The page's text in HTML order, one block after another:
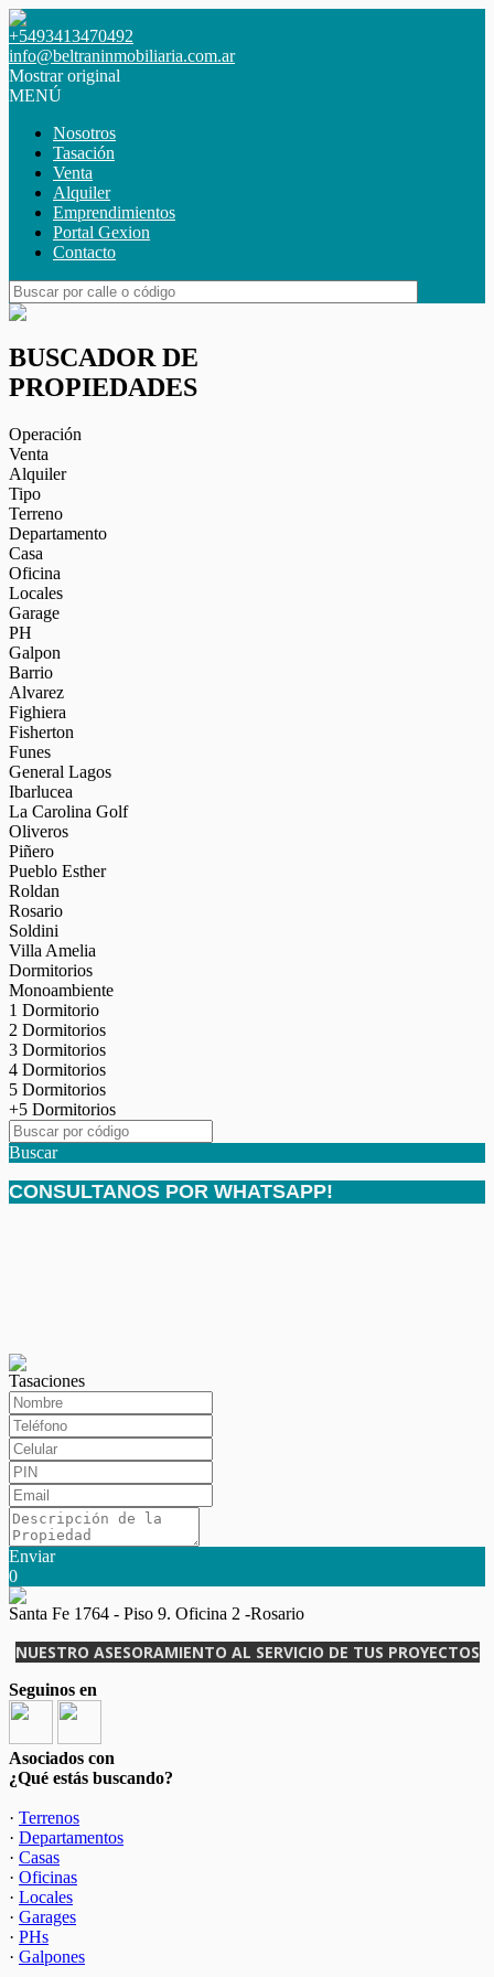
+5493413470492
info@beltraninmobiliaria.com.ar
Mostrar original
MENÚ
Nosotros
Tasación
Venta
Alquiler
Emprendimientos
Portal Gexion
Contacto
BUSCADOR DE
PROPIEDADES
Operación
Venta
Alquiler
Tipo
Terreno
Departamento
Casa
Oficina
Locales
Garage
PH
Galpon
Barrio
Alvarez
Fighiera
Fisherton
Funes
General Lagos
Ibarlucea
La Carolina Golf
Oliveros
Piñero
Pueblo Esther
Roldan
Rosario
Soldini
Villa Amelia
Dormitorios
Monoambiente
1 Dormitorio
2 Dormitorios
3 Dormitorios
4 Dormitorios
5 Dormitorios
+5 Dormitorios
Buscar
CONSULTANOS POR WHATSAPP!
Tasaciones
Enviar
0
Santa Fe 1764 - Piso 9. Oficina 2 -Rosario
NUESTRO ASESORAMIENTO AL SERVICIO DE TUS PROYECTOS
Seguinos en
Asociados con
¿Qué estás buscando?
· Terrenos
· Departamentos
· Casas
· Oficinas
· Locales
· Garages
· PHs
· Galpones